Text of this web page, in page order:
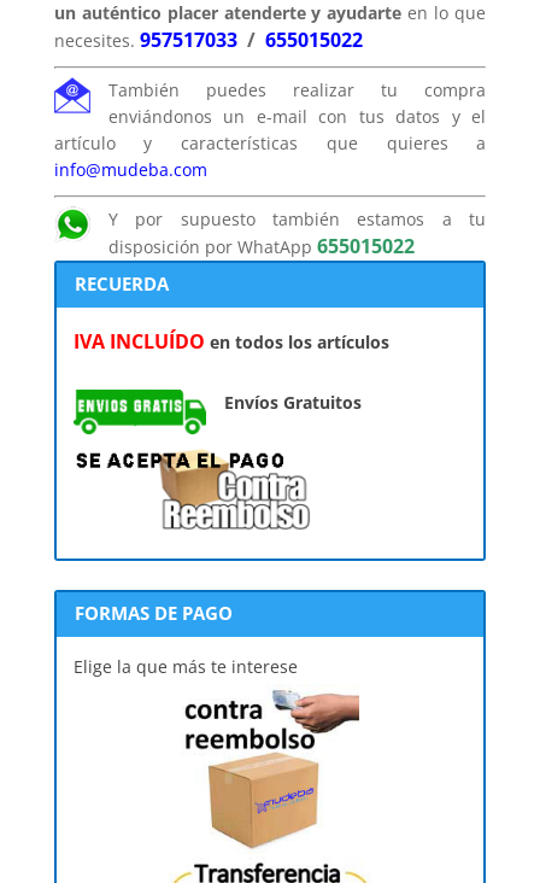
un auténtico placer atenderte y ayudarte en lo que
necesites. 957517033/ 655015022
También puedes realizar tu compra
enviándonos un e-mail con tus datos y el
artículo y características que quieres a
info@mudeba.com
Y por supuesto también estamos a tu
disposición por WhatApp 655015022
RECUERDA
IVA INCLUÍDO en todos los artículos
Envíos Gratuitos
FORMAS DE PAGO
Elige la que más te interese